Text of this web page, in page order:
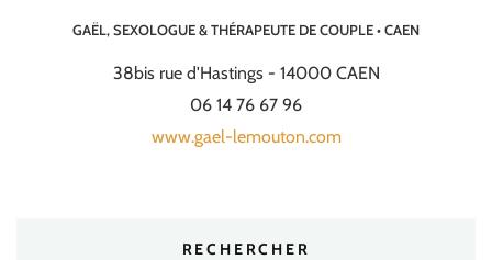
GAËL, SEXOLOGUE & THÉRAPEUTE DE COUPLE • CAEN
38bis rue d'Hastings - 14000 CAEN
06 14 76 67 96
www.gael-lemouton.com
RECHERCHER